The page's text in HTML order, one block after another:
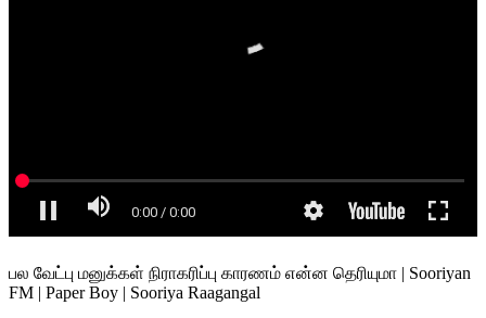
பல வேட்பு மனுக்கள் நிராகரிப்பு காரணம் என்ன தெரியுமா | Sooriyan
FM | Paper Boy | Sooriya Raagangal